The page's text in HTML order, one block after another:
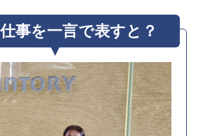
ージ
事を一言で表すと？